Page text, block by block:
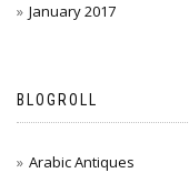
January 2017
BLOGROLL
Arabic Antiques